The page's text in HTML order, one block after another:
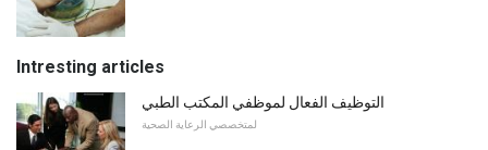
Intresting articles
التوظيف الفعال لموظفي المكتب الطبي
لمتخصصي الرعاية الصحية